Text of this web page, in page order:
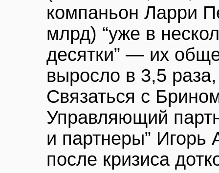
компаньон Ларри
млрд) “уже в
десятки” — их
выросло в 3,5
Связаться с
Управляющий
и партнеры” Игорь
после кризиса